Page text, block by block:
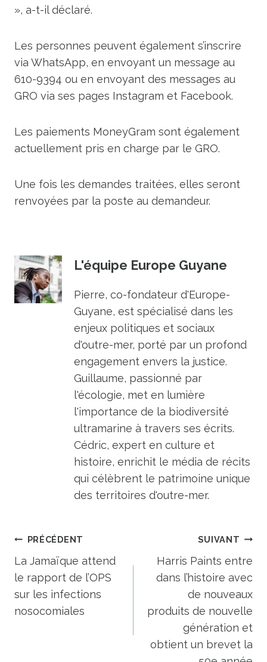
», a-t-il déclaré.
Les personnes peuvent également s’inscrire
via WhatsApp, en envoyant un message au
610-9394 ou en envoyant des messages au
GRO via ses pages Instagram et Facebook.
Les paiements MoneyGram sont également
actuellement pris en charge par le GRO.
Une fois les demandes traitées, elles seront
renvoyées par la poste au demandeur.
L'équipe Europe Guyane
Pierre, co-fondateur d'Europe-
Guyane, est spécialisé dans les
enjeux politiques et sociaux
d'outre-mer, porté par un profond
engagement envers la justice.
Guillaume, passionné par
l'écologie, met en lumière
l'importance de la biodiversité
ultramarine à travers ses écrits.
Cédric, expert en culture et
histoire, enrichit le média de récits
qui célèbrent le patrimoine unique
des territoires d'outre-mer.
Navigation
de
l’article
PRÉCÉDENT
La Jamaïque attend
le rapport de l’OPS
sur les infections
nosocomiales
SUIVANT
Harris Paints entre
dans l’histoire avec
de nouveaux
produits de nouvelle
génération et
obtient un brevet la